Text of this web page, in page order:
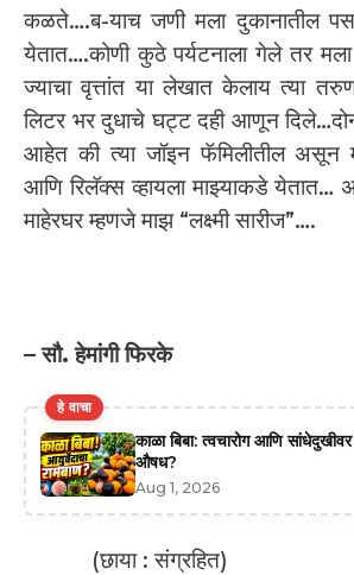
कळते….ब-याच जणी मला दुकानातील
येतात….कोणी कुठे पर्यटनाला गेले तर
ज्याचा वृत्तांत या लेखात केलाय त्या
लिटर भर दुधाचे घट्ट दही आणून
आहेत की त्या जॉइन फॅमिलीतील असून
आणि रिलॅक्स व्हायला माझ्याकडे येतात…
माहेरघर म्हणजे माझ “लक्ष्मी सारीज”….
– सौ. हेमांगी फिरके
हे वाचा
काळा बिबा: त्वचारोग आणि
औषध?
Aug 1, 2026
(छाया : संग्रहित)